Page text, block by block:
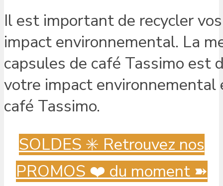
Il est important de recycler
impact environnemental. La
capsules de café Tassimo est
votre impact
café Tassimo.
SOLDES ✳️ Retrouvez nos
PROMOS ❤️ du moment ➽